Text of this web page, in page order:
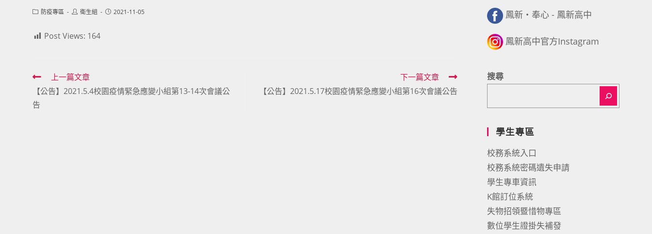
Post防疫專區
Post衛生組
Post2021-11-05
Post Views: 164
Read
more
articles
上一篇文章
【公告】2021.5.4校園疫情緊急應變小組第13-14次會議公
告
下一篇文章
【公告】2021.5.17校園疫情緊急應變小組第16次會議公告
鳳新・奉心 - 鳳新高中
鳳新高中官方Instagram
搜尋
學生專區
校務系統入口
校務系統密碼遺失申請
學生專車資訊
K館訂位系統
失物招領暨惜物專區
數位學生證掛失補發